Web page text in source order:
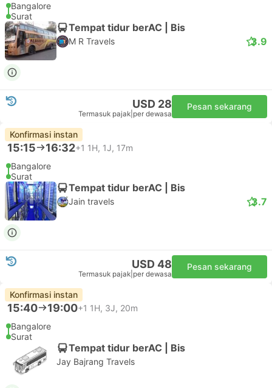
Bangalore
Surat
Tempat tidur berAC | Bis
M R Travels 3.9
USD 28
Termasuk pajak per dewasa
Pesan sekarang
Konfirmasi instan
15:15 16:32+1 1H, 1J, 17m
Bangalore
Surat
Tempat tidur berAC | Bis
Jain travels 3.7
USD 48
Termasuk pajak per dewasa
Pesan sekarang
Konfirmasi instan
15:40 19:00+1 1H, 3J, 20m
Bangalore
Surat
Tempat tidur berAC | Bis
Jay Bajrang Travels